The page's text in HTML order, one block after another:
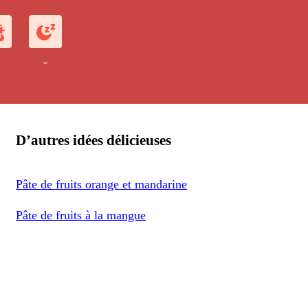
-
D’autres idées délicieuses
Pâte de fruits orange et mandarine
Pâte de fruits à la mangue